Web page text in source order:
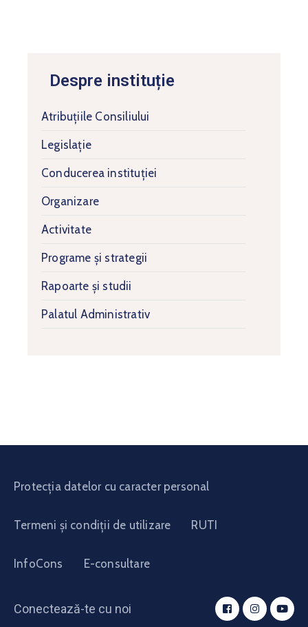
Despre instituție
Atribuțiile Consiliului
Legislație
Conducerea instituției
Organizare
Activitate
Programe și strategii
Rapoarte și studii
Palatul Administrativ
Protecția datelor cu caracter personal
Termeni și condiții de utilizare RUTI
InfoCons E-consultare
Conectează-te cu noi